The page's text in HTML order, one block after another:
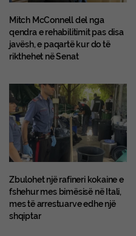
Mitch McConnell del nga
qendra e rehabilitimit pas disa
javësh, e paqartë kur do të
rikthehet në Senat
Zbulohet një rafineri kokaine e
fshehur mes bimësisë në Itali,
mes të arrestuarve edhe një
shqiptar